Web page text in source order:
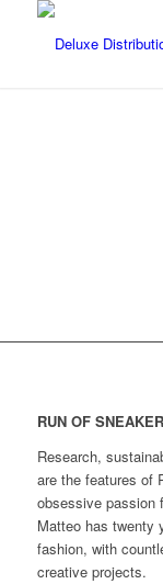
RUN OF
Research,
are the features of
obsessive passion
Matteo has twenty
fashion, with
creative projects.